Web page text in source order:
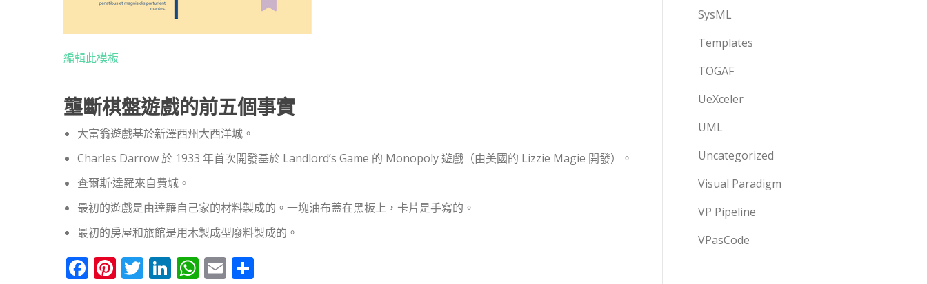
編輯此模板
壟斷棋盤遊戲的前五個事實
大富翁遊戲基於新澤西州大西洋城。
Charles Darrow 於 1933 年首次開發基於 Landlord’s Game 的 Monopoly 遊戲（由美國的 Lizzie Magie 開發）。
查爾斯·達羅來自費城。
最初的遊戲是由達羅自己家的材料製成的。一塊油布蓋在黑板上，卡片是手寫的。
最初的房屋和旅館是用木製成型廢料製成的。
Facebook
Pinterest
Twitter
LinkedIn
WhatsApp
Email
SysML
Templates
TOGAF
UeXceler
UML
Uncategorized
Visual Paradigm
VP Pipeline
VPasCode